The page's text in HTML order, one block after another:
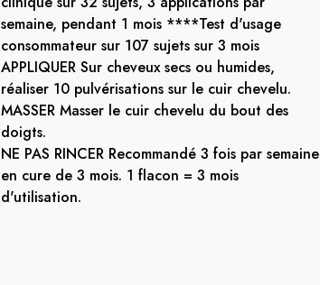
semaine, pendant 1 mois ****Test d'usage
consommateur sur 107 sujets sur 3 mois
APPLIQUER Sur cheveux secs ou humides,
réaliser 10 pulvérisations sur le cuir chevelu.
MASSER Masser le cuir chevelu du bout des
doigts.
NE PAS RINCER Recommandé 3 fois par semaine
en cure de 3 mois. 1 flacon = 3 mois
d'utilisation.